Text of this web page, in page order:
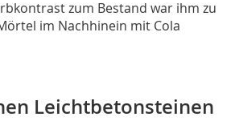
zum Bestand war ihm zu
im Nachhinein mit Cola
Leichtbetonsteinen